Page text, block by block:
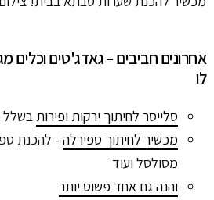
אחרונים חביבים – גאדג'טים וכלים
לו
סלייסר לחיתוך ירקות ופירות בשלל
מכשיר לחיתוך ספירלה - להכנת
מסולסל ועוד
והנה גם אחד פשוט יותר